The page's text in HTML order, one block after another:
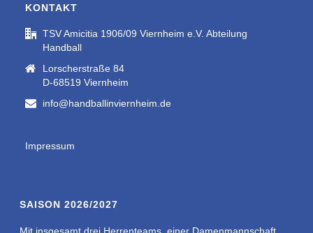
KONTAKT
TSV Amicitia 1906/09 Viernheim e.V. Abteilung
Handball
Lorscherstraße 84
D-68519 Viernheim
info@handballinviernheim.de
Impressum
SAISON 2026/2027